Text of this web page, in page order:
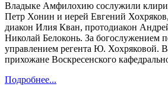
Владыке Амфилохию сослужили
Петр Хонин и иерей Евгений Хохряков,
диакон Илия Кван, протодиакон
Николай Белоконь. За богослужением
управлением регента Ю. Хохряковой.
прихожане Воскресенского
Подробнее...